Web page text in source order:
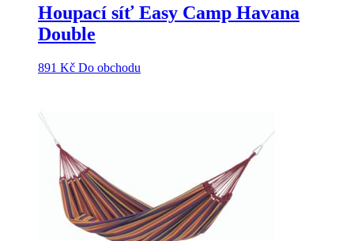
Houpací síť Easy Camp Havana
Double
891 Kč Do obchodu